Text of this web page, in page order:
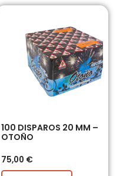
100 DISPAROS 20 MM –
OTOÑO
75,00 €